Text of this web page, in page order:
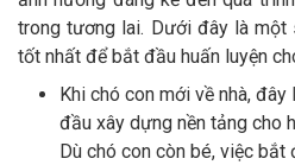
trong tương lai. Dưới đây là
tốt nhất để bắt đầu huấn luyện
Khi chó con mới về nhà,
đầu xây dựng nền tảng cho
Dù chó con còn bé, việc